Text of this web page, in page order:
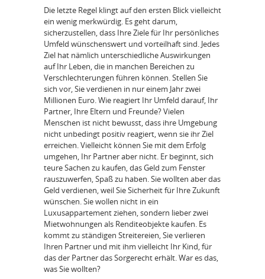
Die letzte Regel klingt auf den ersten Blick vielleicht
ein wenig merkwürdig. Es geht darum,
sicherzustellen, dass Ihre Ziele für Ihr persönliches
Umfeld wünschenswert und vorteilhaft sind. Jedes
Ziel hat nämlich unterschiedliche Auswirkungen
auf Ihr Leben, die in manchen Bereichen zu
Verschlechterungen führen können. Stellen Sie
sich vor, Sie verdienen in nur einem Jahr zwei
Millionen Euro. Wie reagiert Ihr Umfeld darauf, Ihr
Partner, Ihre Eltern und Freunde? Vielen
Menschen ist nicht bewusst, dass ihre Umgebung
nicht unbedingt positiv reagiert, wenn sie ihr Ziel
erreichen. Vielleicht können Sie mit dem Erfolg
umgehen, Ihr Partner aber nicht. Er beginnt, sich
teure Sachen zu kaufen, das Geld zum Fenster
rauszuwerfen, Spaß zu haben. Sie wollten aber das
Geld verdienen, weil Sie Sicherheit für Ihre Zukunft
wünschen. Sie wollen nicht in ein
Luxusappartement ziehen, sondern lieber zwei
Mietwohnungen als Renditeobjekte kaufen. Es
kommt zu ständigen Streitereien, Sie verlieren
Ihren Partner und mit ihm vielleicht Ihr Kind, für
das der Partner das Sorgerecht erhält. War es das,
was Sie wollten?